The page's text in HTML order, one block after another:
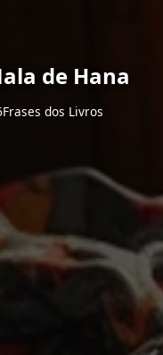
de Hana
Frases dos Livros